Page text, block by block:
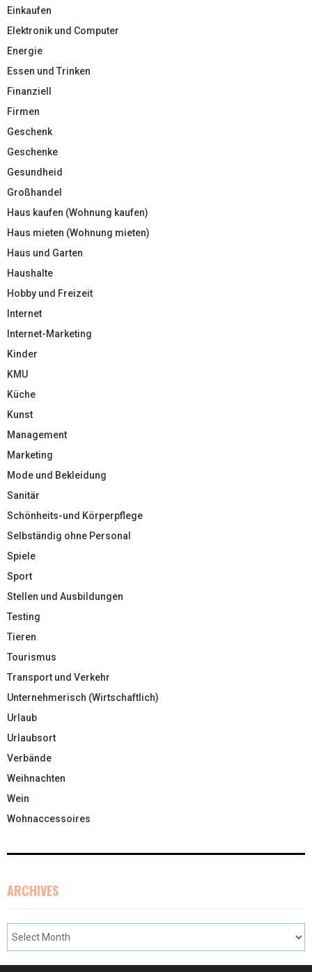
Einkaufen
Elektronik und Computer
Energie
Essen und Trinken
Finanziell
Firmen
Geschenk
Geschenke
Gesundheid
Großhandel
Haus kaufen (Wohnung kaufen)
Haus mieten (Wohnung mieten)
Haus und Garten
Haushalte
Hobby und Freizeit
Internet
Internet-Marketing
Kinder
KMU
Küche
Kunst
Management
Marketing
Mode und Bekleidung
Sanitär
Schönheits-und Körperpflege
Selbständig ohne Personal
Spiele
Sport
Stellen und Ausbildungen
Testing
Tieren
Tourismus
Transport und Verkehr
Unternehmerisch (Wirtschaftlich)
Urlaub
Urlaubsort
Verbände
Weihnachten
Wein
Wohnaccessoires
ARCHIVES